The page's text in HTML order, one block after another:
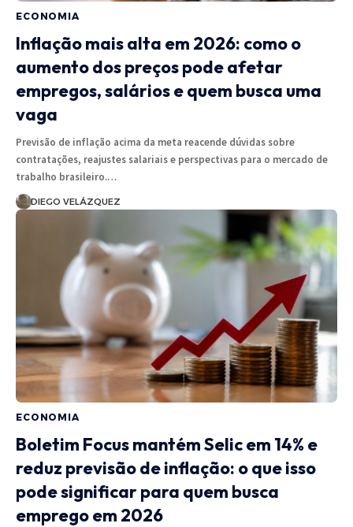
ECONOMIA
Inflação mais alta em 2026: como o
aumento dos preços pode afetar
empregos, salários e quem busca uma
vaga
Previsão de inflação acima da meta reacende dúvidas sobre
contratações, reajustes salariais e perspectivas para o mercado de
trabalho brasileiro.…
DIEGO VELÁZQUEZ
ECONOMIA
Boletim Focus mantém Selic em 14% e
reduz previsão de inflação: o que isso
pode significar para quem busca
emprego em 2026